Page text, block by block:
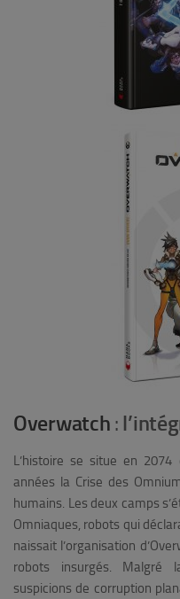
Overwatch :
L’histoire se situe en
années la Crise des
humains. Les deux camps
Omniaques, robots qui
naissait l’organisation
robots insurgés. Malgré
suspicions de corruption